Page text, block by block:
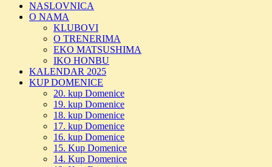
NASLOVNICA
O NAMA
KLUBOVI
O TRENERIMA
EKO MATSUSHIMA
IKO HONBU
KALENDAR 2025
KUP DOMENICE
20. kup Domenice
19. kup Domenice
18. kup Domenice
17. kup Domenice
16. kup Domenice
15. Kup Domenice
14. Kup Domenice